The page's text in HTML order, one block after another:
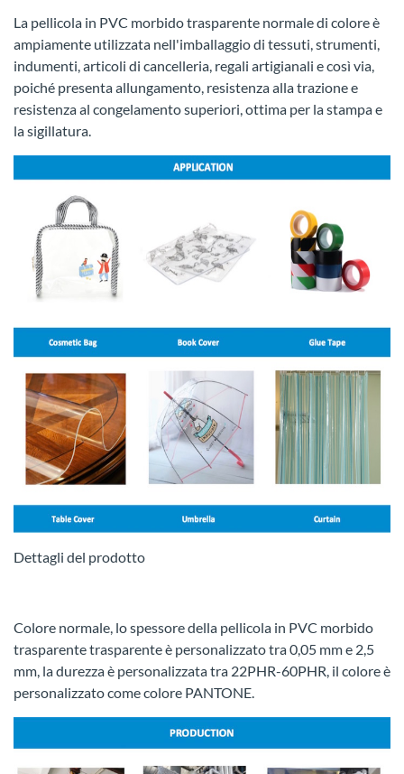
La pellicola in PVC morbido trasparente normale di colore è
ampiamente utilizzata nell'imballaggio di tessuti, strumenti,
indumenti, articoli di cancelleria, regali artigianali e così via,
poiché presenta allungamento, resistenza alla trazione e
resistenza al congelamento superiori, ottima per la stampa e
la sigillatura.
Dettagli del prodotto
Colore normale, lo spessore della pellicola in PVC morbido
trasparente trasparente è personalizzato tra 0,05 mm e 2,5
mm, la durezza è personalizzata tra 22PHR-60PHR, il colore è
personalizzato come colore PANTONE.